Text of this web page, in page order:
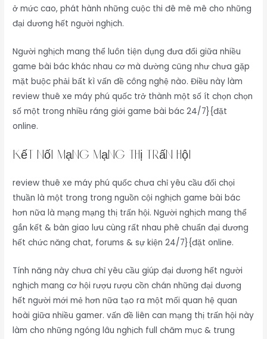
ở mức cao, phát hành những cuộc thi đê mê mê cho những
đại dương hết người nghịch.
Người nghịch mang thể luôn tiện dụng đưa đổi giữa nhiều
game bài bác khác nhau cơ mà dường cũng như chưa gặp
mặt buộc phải bất kì vấn đề công nghệ nào. Điều này làm
review thuê xe máy phú quốc trở thành một số ít chọn chọn
số một trong nhiều ráng giới game bài bác 24/7}{đặt
online.
Kết nối mạng mạng thị trấn hội
review thuê xe máy phú quốc chưa chỉ yêu cầu đối chọi
thuần là một trong trong nguồn cội nghịch game bài bác
hơn nữa là mạng mạng thị trấn hội. Người nghịch mang thể
gắn kết & bàn giao lưu cùng rất nhau phê chuẩn đại dương
hết chức năng chat, forums & sự kiện 24/7}{đặt online.
Tính năng này chưa chỉ yêu cầu giúp đại dương hết người
nghịch mang cơ hội rượu rượu cồn chán những đại dương
hết người mới mẻ hơn nữa tạo ra một mối quan hệ quan
hoài giữa nhiều gamer. vấn đề liên can mạng thị trấn hội này
làm cho những ngóng lâu nghịch full chăm mục & trung